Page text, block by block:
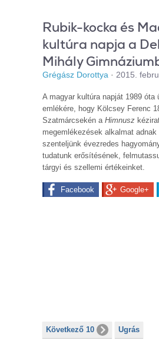
Rubik-kocka és
kultúra napja a
Mihály
Grégász Dorottya · 2015.
A magyar kultúra napját 1989 óta
emlékére, hogy Kölcsey Ferenc
Szatmárcsekén a Himnusz
megemlékezések alkalmat
szenteljünk évezredes
tudatunk erősítésének,
tárgyi és szellemi értékeinket.
Facebook Google+
Következő 10 Ugrás